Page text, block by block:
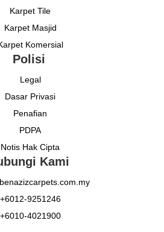
Karpet Tile
Karpet Masjid
Komersial
Polisi
Legal
Dasar Privasi
Penafian
PDPA
Notis Hak Cipta
Kami
+6012-9251246
+6010-4021900